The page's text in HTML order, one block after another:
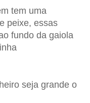
tem uma
peixe, essas
fundo da gaiola
seja grande o